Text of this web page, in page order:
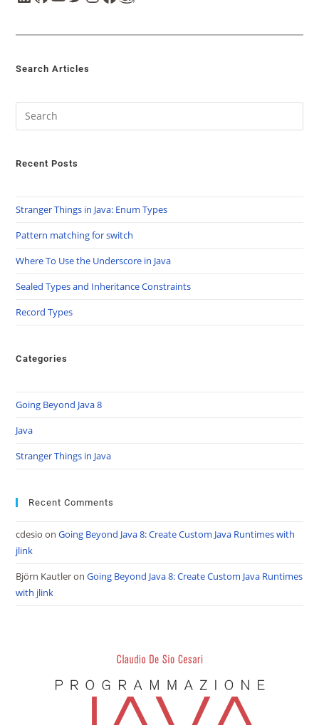
Search Articles
Recent Posts
Stranger Things in Java: Enum Types
Pattern matching for switch
Where To Use the Underscore in Java
Sealed Types and Inheritance Constraints
Record Types
Categories
Going Beyond Java 8
Java
Stranger Things in Java
Recent Comments
cdesio onGoing Beyond Java 8: Create Custom Java Runtimes with
jlink
Björn KautleronGoing Beyond Java 8: Create Custom Java Runtimes
with jlink